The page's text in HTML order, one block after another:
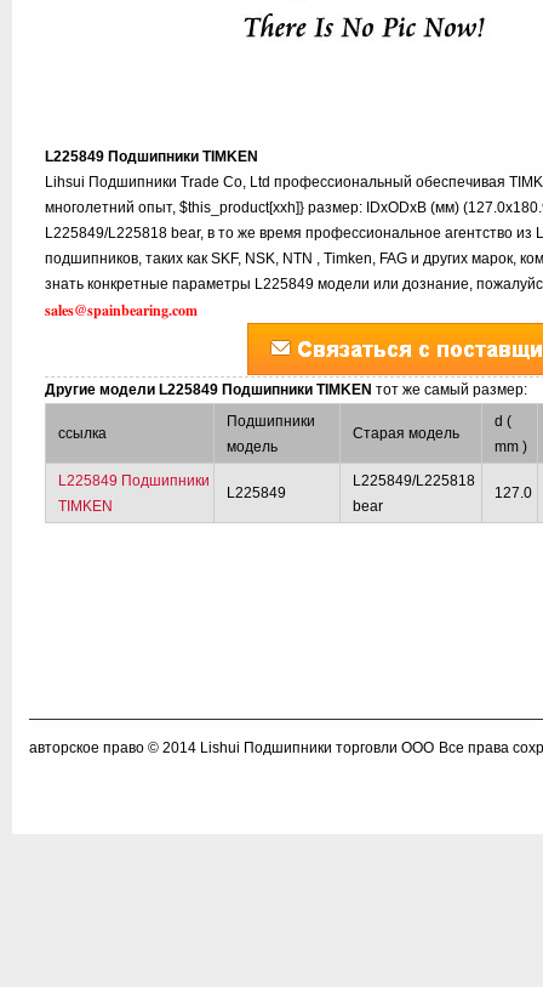
L225849 Подшипники TIMKEN
Lihsui Подшипники Trade Co, Ltd профессиональный обеспечивая
многолетний опыт, $this_product[xxh]} размер: IDxODxB (мм)
L225849/L225818 bear, в то же время профессиональное агентство из
подшипников, таких как SKF, NSK, NTN , Timken, FAG и других марок,
знать конкретные параметры L225849 модели или дознание,
sales@spainbearing.com
Другие модели L225849 Подшипники TIMKENтот же самый размер:
ссылка
Подшипники
модель
Старая модель
d (
mm )
L225849 Подшипники
TIMKEN
L225849
L225849/L225818
bear
127.0
авторское право © 2014 Lishui Подшипники торговли ООО Все права